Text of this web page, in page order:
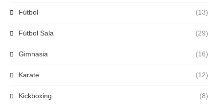
Fútbol (13)
Fútbol Sala (29)
Gimnasia (16)
Karate (12)
Kickboxing (8)